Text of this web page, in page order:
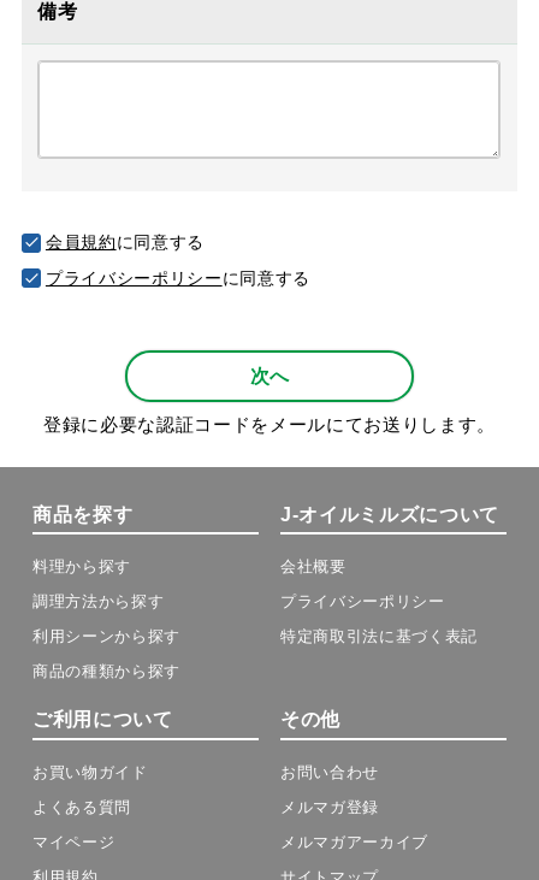
備考
会員規約に同意する
プライバシーポリシーに同意する
次へ
登録に必要な認証コードをメールにてお送りします。
商品を探す
料理から探す
調理方法から探す
利用シーンから探す
商品の種類から探す
J-オイルミルズについて
会社概要
プライバシーポリシー
特定商取引法に基づく表記
ご利用について
お買い物ガイド
よくある質問
マイページ
その他
お問い合わせ
メルマガ登録
メルマガアーカイブ